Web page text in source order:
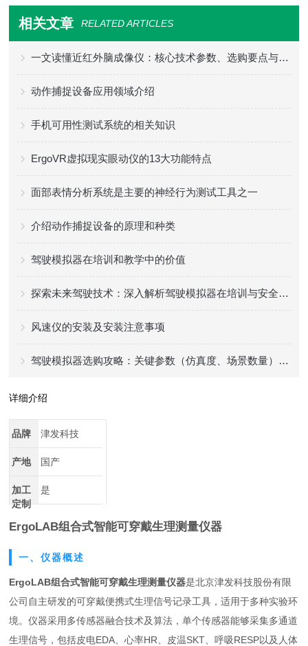
相关文章 RELATED ARTICLES
一文读懂近红外脑成像仪：核心技术参数、选购要点与不同场景适配方案指南
动作捕捉设备应用领域介绍
手机可用性测试系统的相关知识
ErgoVR虚拟现实眼动仪的13大功能特点
面部表情分析系统是主要的神经行为测试工具之一
介绍动作捕捉设备的原理和种类
驾驶模拟器在培训和教学中的价值
探索未来驾驶技术：深入解析驾驶模拟器在培训与安全教育中的应用与优势
风速仪的安装及安装注意事项
驾驶模拟器选购攻略：关键参数（仿真度、场景数量）+ 适配场景
详细介绍
品牌 津发科技
产地 国产
加工
定制
是
ErgoLAB组合式智能可穿戴生理测量仪器
一、仪器概述
ErgoLAB组合式智能可穿戴生理测量仪器是北京津发科技股份有限
公司自主研发的可穿戴便携式生理信号记录工具，适用于多种实验环
境。仪器采用多传感器融合技术及算法，单个传感器能够采集多通道
生理信号，包括皮电EDA、心率HR、皮温SKT、呼吸RESP以及人体